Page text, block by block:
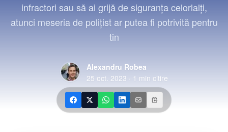
Contact
infractori sau să ai grijă de siguranța celorlalți,
atunci meseria de polițist ar putea fi potrivită pentru
tin
Alexandru Robea
25 oct. 2023 · 1 min citire